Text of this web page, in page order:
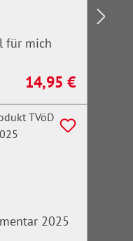
für mich
Regulärer Preis:
14,95 €
2025